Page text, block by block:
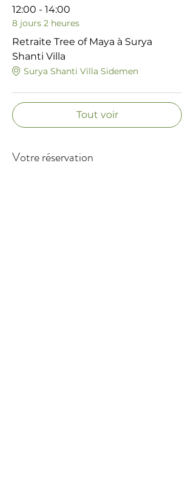
12:00 - 14:00
8 jours 2 heures
Retraite Tree of Maya à Surya
Shanti Villa
Surya Shanti Villa Sidemen
Tout voir
Votre réservation